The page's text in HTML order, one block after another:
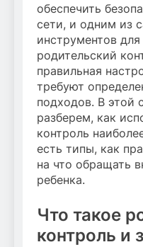
обеспечить
сети, и одним из
инструментов для
родительский
правильная
требуют
подходов. В этой
разберем, как
контроль
есть типы, как
на что обращать
ребенка.
Что такое
контроль и